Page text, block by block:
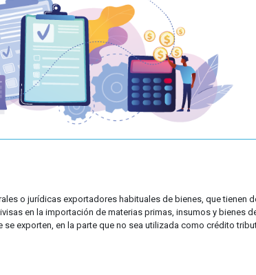
o jurídicas exportadores habituales de bienes, que tienen
en la importación de materias primas, insumos y bienes
exporten, en la parte que no sea utilizada como crédito